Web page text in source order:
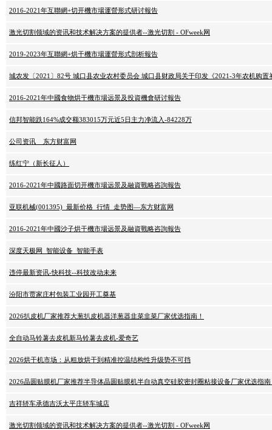
2016-2021年互聯網+切开機市場運營形式研讨報告
激光切割领域的资讯和技术解决方案的提供者--激光切割 - OFweek网
2019-2023年互聯網+烘干機市場運營形式剖析報告
城农发〔2021〕82号 城口县农业农村委员会 城口县财政局关于印发《2021-3年农机购置
2016-2021年中國食物烘干機市場远景及投資機會研讨報告
信邦智能跌164%成交额383015万元近5日主力净流入-84228万
公司资讯 _ 东方财富网
练红宁（新长征人）
2016-2021年中國路面切开機市場远景及融資戰略咨詢報告
亚联机械(001395)_最新价格_行情_走势图—东方财富网
2016-2021年中國沙子烘干機市場远景及融資戰略咨詢報告
深度天极网_智能设备_智能手表
违停最新资讯-快科技--科技改动未来
汾阳市贾家庄村包装工业园开工奠基
2026扒皮机厂家推荐大葱扒皮机器洋葱器韭菜韭菜厂家优选指南！
全自动马铃薯去皮机新马铃薯去皮机-爱奇艺
2026烘干机市场：从粗放烘干到精准控温结构性升级势不可挡
2026晶圆贴膜机厂家推荐半导体晶圆贴膜机半自动真空硅胶密封圈粘接设备厂家优选指南
吉祥轿车承德吉沃太平庄轿车城店
激光切割领域的资讯和技术解决方案的提供者--激光切割 - OFweek网